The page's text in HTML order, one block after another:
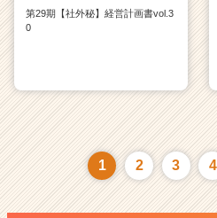
第29期【社外秘】経営計画書vol.3
0
1 2 3 4